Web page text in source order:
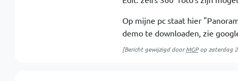
Op mijne pc staat hier
demo te downloaden, zie
[Bericht gewijzigd doorMGPop zaterdag